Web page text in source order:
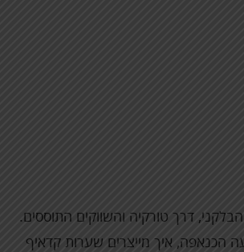
דרך טורקיה והשווקים התוססים.
הכנאפה, איך מייצרים שערות קדאיף